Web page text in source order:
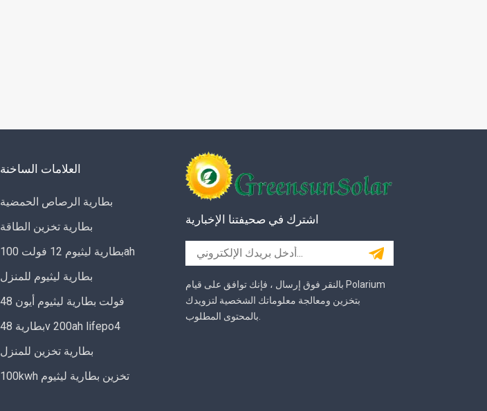
العلامات الساخنة
بطارية الرصاص الحمضية
بطارية تخزين الطاقة
بطارية ليثيوم 12 فولت 100ah
بطارية ليثيوم للمنزل
48 فولت بطارية ليثيوم أيون
بطارية 48v 200ah lifepo4
بطارية تخزين للمنزل
100kwh تخزين بطارية ليثيوم
اشترك في صحيفتنا الإخبارية
بالنقر فوق إرسال ، فإنك توافق على قيام Polarium
بتخزين ومعالجة معلوماتك الشخصية لتزويدك